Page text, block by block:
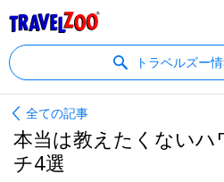
トラベルズー
全ての記事
本当は教えたくないハ
チ4選